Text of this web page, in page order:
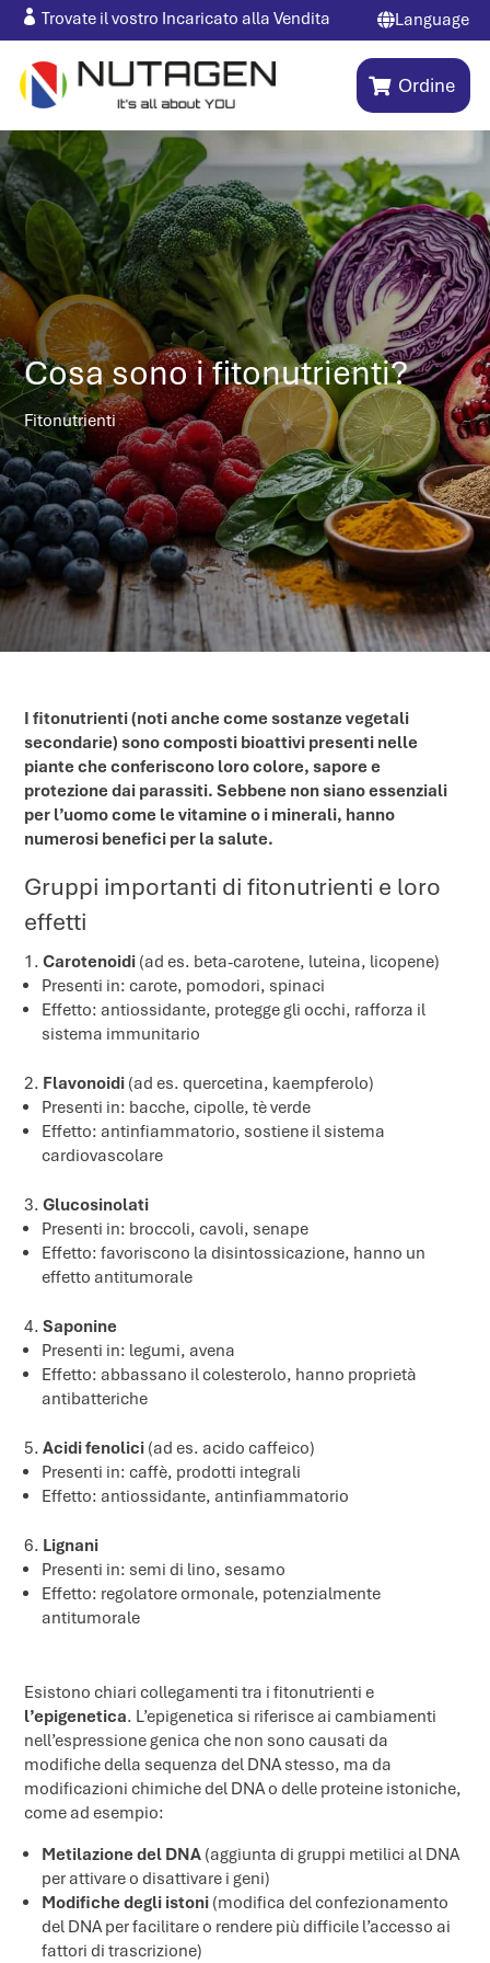
 Trovate il vostro Incaricato alla Vendita Language
Ordine
Cosa sono i fitonutrienti?
Fitonutrienti
I fitonutrienti (noti anche come sostanze vegetali
secondarie) sono composti bioattivi presenti nelle
piante che conferiscono loro colore, sapore e
protezione dai parassiti. Sebbene non siano essenziali
per l’uomo come le vitamine o i minerali, hanno
numerosi benefici per la salute.
Gruppi importanti di fitonutrienti e loro
effetti
Carotenoidi (ad es. beta-carotene, luteina, licopene)
Presenti in: carote, pomodori, spinaci
Effetto: antiossidante, protegge gli occhi, rafforza il
sistema immunitario
Flavonoidi (ad es. quercetina, kaempferolo)
Presenti in: bacche, cipolle, tè verde
Effetto: antinfiammatorio, sostiene il sistema
cardiovascolare
Glucosinolati
Presenti in: broccoli, cavoli, senape
Effetto: favoriscono la disintossicazione, hanno un
effetto antitumorale
Saponine
Presenti in: legumi, avena
Effetto: abbassano il colesterolo, hanno proprietà
antibatteriche
Acidi fenolici (ad es. acido caffeico)
Presenti in: caffè, prodotti integrali
Effetto: antiossidante, antinfiammatorio
Lignani
Presenti in: semi di lino, sesamo
Effetto: regolatore ormonale, potenzialmente
antitumorale
Esistono chiari collegamenti tra i fitonutrienti e
l’epigenetica. L’epigenetica si riferisce ai cambiamenti
nell’espressione genica che non sono causati da
modifiche della sequenza del DNA stesso, ma da
modificazioni chimiche del DNA o delle proteine istoniche,
come ad esempio:
Metilazione del DNA (aggiunta di gruppi metilici al DNA
per attivare o disattivare i geni)
Modifiche degli istoni (modifica del confezionamento
del DNA per facilitare o rendere più difficile l’accesso ai
fattori di trascrizione)